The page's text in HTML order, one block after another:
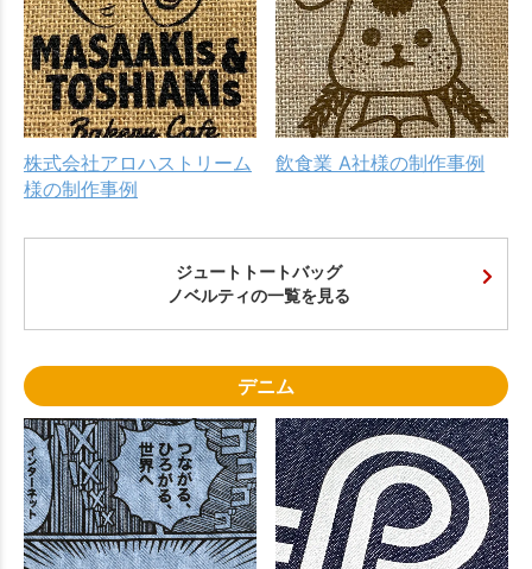
株式会社アロハストリーム
様の制作事例
飲食業 A社様の制作事例
ジュートトートバッグ
ノベルティの一覧を見る
デニム